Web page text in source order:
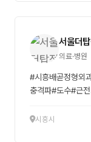
서울더
의료·병원
#시흥배곧정형외
충격파#도수#근
시흥시